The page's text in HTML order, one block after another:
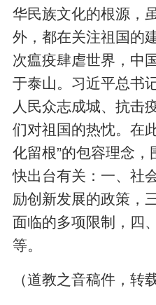
华民族文化的根源，
外，都在关注祖国的
次瘟疫肆虐世界，中
于泰山。习近平总书
人民众志成城、抗击
们对祖国的热忱。在
化留根”的包容理念
快出台有关：一、社
励创新发展的政策，
面临的多项限制，四
等。
（道教之音稿件，转